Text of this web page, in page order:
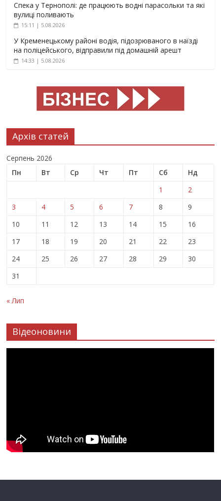
Спека у Тернополі: де працюють водні парасольки та які
вулиці поливають
15:11 | 5.08.2026
У Кременецькому районі водія, підозрюваного в наїзді
на поліцейського, відправили під домашній арешт
14:33 | 5.08.2026
Архів статей
Серпень 2026
Пн
Вт Ср Чт Пт Сб
Нд
1
2
3
4 5 6 7 8
9
10
11 12 13 14 15
16
17
18 19 20 21 22
23
24
25 26 27 28 29
30
31
« Лип
Відеоновини